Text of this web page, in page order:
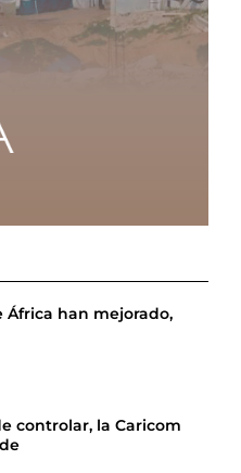
África han mejorado,
controlar, la Caricom